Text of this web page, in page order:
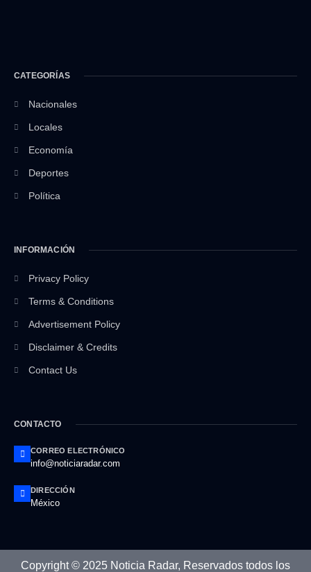
CATEGORÍAS
Nacionales
Locales
Economía
Deportes
Política
INFORMACIÓN
Privacy Policy
Terms & Conditions
Advertisement Policy
Disclaimer & Credits
Contact Us
CONTACTO
CORREO ELECTRÓNICO
info@noticiaradar.com
DIRECCIÓN
México
Copyright © 2025 Noticia Radar, Reservados todos los